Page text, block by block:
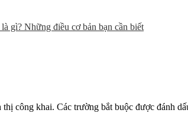
gì? Những điều cơ bản bạn cần biết
thị công khai. Các trường bắt buộc được đánh